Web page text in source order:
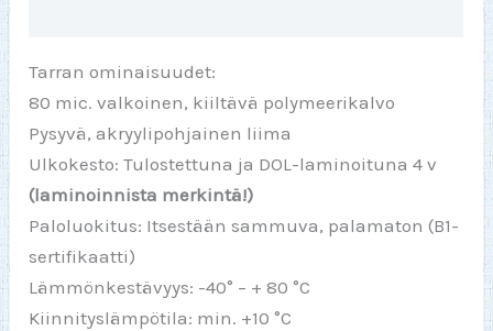
Tarran ominaisuudet:
80 mic. valkoinen, kiiltävä polymeerikalvo
Pysyvä, akryylipohjainen liima
Ulkokesto: Tulostettuna ja DOL-laminoituna 4 v
(laminoinnista merkintä!)
Paloluokitus: Itsestään sammuva, palamaton (B1-
sertifikaatti)
Lämmönkestävyys: -40° – + 80 °C
Kiinnityslämpötila: min. +10 °C